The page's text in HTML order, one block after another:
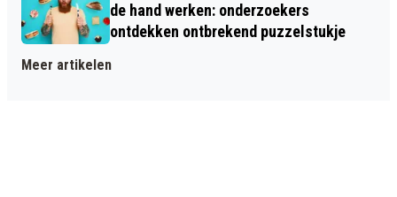
de hand werken: onderzoekers
ontdekken ontbrekend puzzelstukje
Meer artikelen